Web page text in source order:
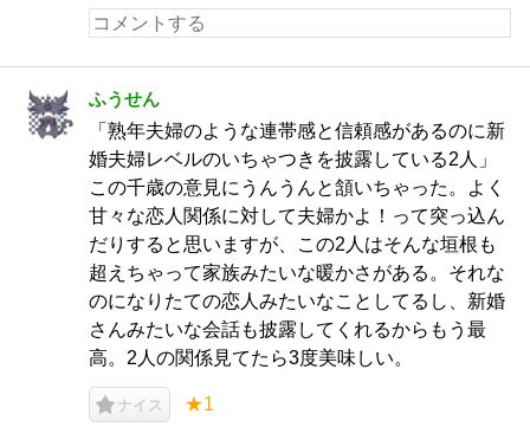
ふうせん
「熟年夫婦のような連帯感と信頼感があるのに新
婚夫婦レベルのいちゃつきを披露している2人」
この千歳の意見にうんうんと頷いちゃった。よく
甘々な恋人関係に対して夫婦かよ！って突っ込ん
だりすると思いますが、この2人はそんな垣根も
超えちゃって家族みたいな暖かさがある。それな
のになりたての恋人みたいなことしてるし、新婚
さんみたいな会話も披露してくれるからもう最
高。2人の関係見てたら3度美味しい。
ナイス ★1